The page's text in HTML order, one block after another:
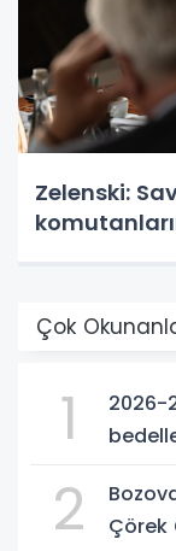
Zelenski:
Çok
1
2026-
2
Çörek